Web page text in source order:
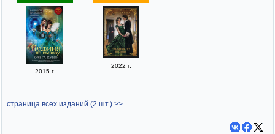
2015 г.
2022 г.
страница всех изданий (2 шт.) >>